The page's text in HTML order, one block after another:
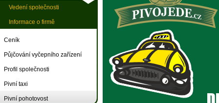
Vedení společnosti
Informace o firmě
Ceník
Půjčování vyčepního zařízení
Profil společnosti
Pivní taxi
Pivní pohotovost